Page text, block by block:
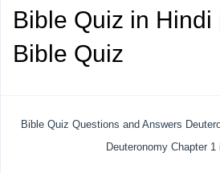
Bible Quiz in Hindi
Bible Quiz
Bible Quiz Questions and Answers
Deuteronomy Chapter 1